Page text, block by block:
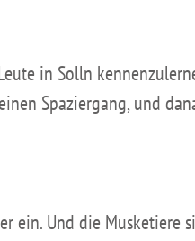
in Solln
Spaziergang, und
Und die Musketiere